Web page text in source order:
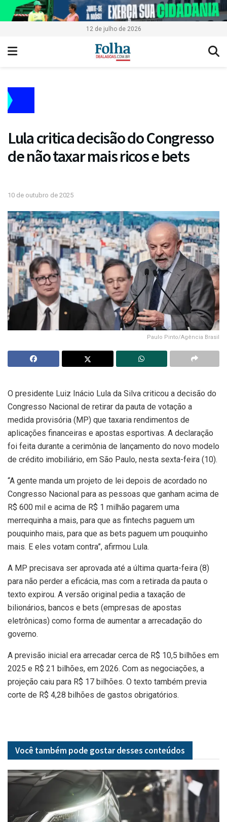
12 de julho de 2026
Lula critica decisão do Congresso
de não taxar mais ricos e bets
10 de outubro de 2025
Paulo Pinto/Agência Brasil
O presidente Luiz Inácio Lula da Silva criticou a decisão do
Congresso Nacional de retirar da pauta de votação a
medida provisória (MP) que taxaria rendimentos de
aplicações financeiras e apostas esportivas. A declaração
foi feita durante a cerimônia de lançamento do novo modelo
de crédito imobiliário, em São Paulo, nesta sexta-feira (10).
“A gente manda um projeto de lei depois de acordado no
Congresso Nacional para as pessoas que ganham acima de
R$ 600 mil e acima de R$ 1 milhão pagarem uma
merrequinha a mais, para que as fintechs paguem um
pouquinho mais, para que as bets paguem um pouquinho
mais. E eles votam contra”, afirmou Lula.
A MP precisava ser aprovada até a última quarta-feira (8)
para não perder a eficácia, mas com a retirada da pauta o
texto expirou. A versão original pedia a taxação de
bilionários, bancos e bets (empresas de apostas
eletrônicas) como forma de aumentar a arrecadação do
governo.
A previsão inicial era arrecadar cerca de R$ 10,5 bilhões em
2025 e R$ 21 bilhões, em 2026. Com as negociações, a
projeção caiu para R$ 17 bilhões. O texto também previa
corte de R$ 4,28 bilhões de gastos obrigatórios.
Você também pode gostar desses conteúdos